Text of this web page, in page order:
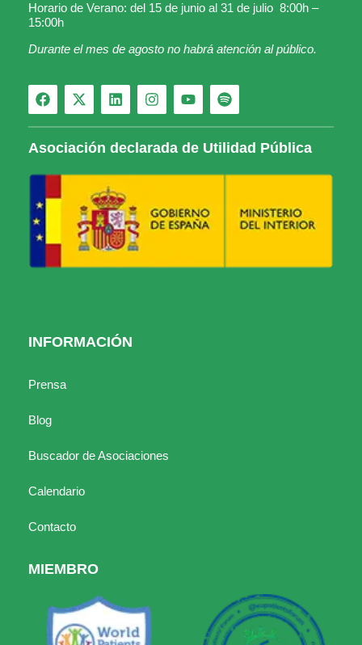
Horario de Verano: del 15 de junio al 31 de julio 8:00h –
15:00h
Durante el mes de agosto no habrá atención al público.
Asociación declarada de Utilidad Pública
INFORMACIÓN
Prensa
Blog
Buscador de Asociaciones
Calendario
Contacto
MIEMBRO